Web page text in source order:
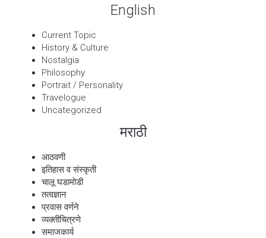
English
Current Topic
History & Culture
Nostalgia
Philosophy
Portrait / Personality
Travelogue
Uncategorized
मराठी
आठवणी
इतिहास व संस्कृती
चालू घडामोडी
तत्वज्ञान
प्रवास वर्णने
व्यक्तीचित्रणे
समाजकार्य